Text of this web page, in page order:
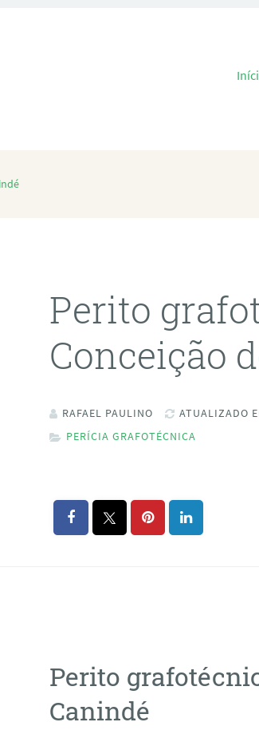
Perito
Conceição
RAFAEL PAULINO
ATUALIZADO
PERÍCIA GRAFOTÉCNICA
Perito
Canindé